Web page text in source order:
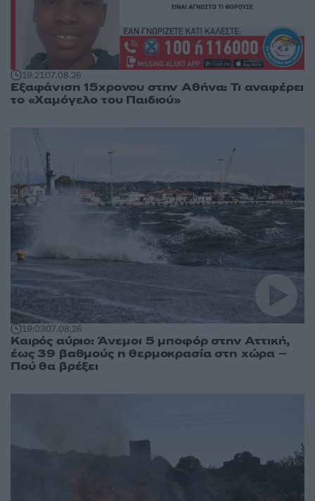
19:2107.08.26
Εξαφάνιση 15χρονου στην Αθήνα: Τι αναφέρει
το «Χαμόγελο του Παιδιού»
19:0307.08.26
Καιρός αύριο: Άνεμοι 5 μποφόρ στην Αττική,
έως 39 βαθμούς η θερμοκρασία στη χώρα –
Πού θα βρέξει